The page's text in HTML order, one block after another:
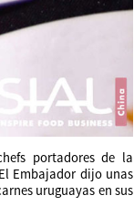
portadores de la
Embajador dijo unas
uruguayas en sus